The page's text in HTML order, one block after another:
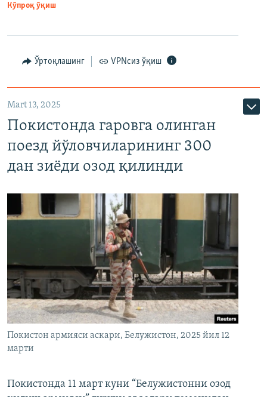
Кўпроқ ўқиш
Ўртоқлашинг VPNсиз ўқиш
Mart 13, 2025
Покистонда гаровга олинган
поезд йўловчиларининг 300
дан зиёди озод қилинди
Покистон армияси аскари, Белужистон, 2025 йил 12
марти
Покистонда 11 март куни “Белужистонни озод